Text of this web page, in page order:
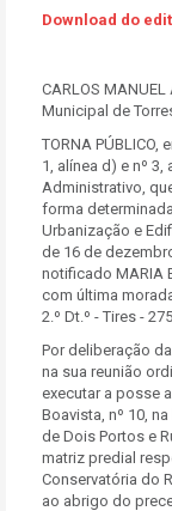
Download do
CARLOS MANUEL
Municipal de
TORNA
1, alínea d) e nº
Administrativo,
forma
Urbanização e
de 16 de
notificado MARIA
com última
2.º Dt.º - Tires -
Por deliberação
na sua reunião
executar a posse
Boavista, nº 10,
de Dois Portos e
matriz predial
Conservatória do
ao abrigo do